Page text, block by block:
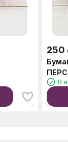
250
В